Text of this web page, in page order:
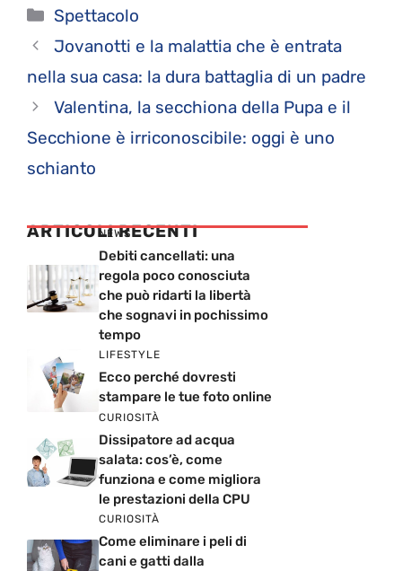
Categorie
Spettacolo
Jovanotti e la malattia che è entrata
nella sua casa: la dura battaglia di un padre
Valentina, la secchiona della Pupa e il
Secchione è irriconoscibile: oggi è uno
schianto
ARTICOLI RECENTI
NEWS
Debiti cancellati: una
regola poco conosciuta
che può ridarti la libertà
che sognavi in pochissimo
tempo
LIFESTYLE
Ecco perché dovresti
stampare le tue foto online
CURIOSITÀ
Dissipatore ad acqua
salata: cos’è, come
funziona e come migliora
le prestazioni della CPU
CURIOSITÀ
Come eliminare i peli di
cani e gatti dalla